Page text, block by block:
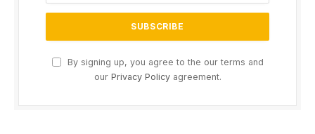
By signing up, you agree to the our terms and
our Privacy Policyagreement.